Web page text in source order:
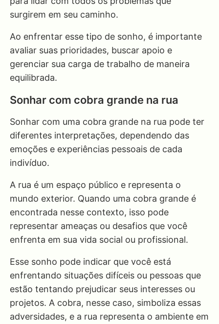
surgirem em seu caminho.
Ao enfrentar esse tipo de sonho, é importante
avaliar suas prioridades, buscar apoio e
gerenciar sua carga de trabalho de maneira
equilibrada.
Sonhar com cobra grande na rua
Sonhar com uma cobra grande na rua pode ter
diferentes interpretações, dependendo das
emoções e experiências pessoais de cada
indivíduo.
A rua é um espaço público e representa o
mundo exterior. Quando uma cobra grande é
encontrada nesse contexto, isso pode
representar ameaças ou desafios que você
enfrenta em sua vida social ou profissional.
Esse sonho pode indicar que você está
enfrentando situações difíceis ou pessoas que
estão tentando prejudicar seus interesses ou
projetos. A cobra, nesse caso, simboliza essas
adversidades, e a rua representa o ambiente em